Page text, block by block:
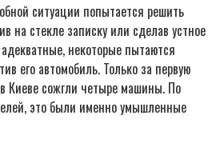
ситуации попытается решить
на стекле записку или сделав устное
некоторые пытаются
его автомобиль. Только за первую
Киеве сожгли четыре машины. По
это были именно умышленные